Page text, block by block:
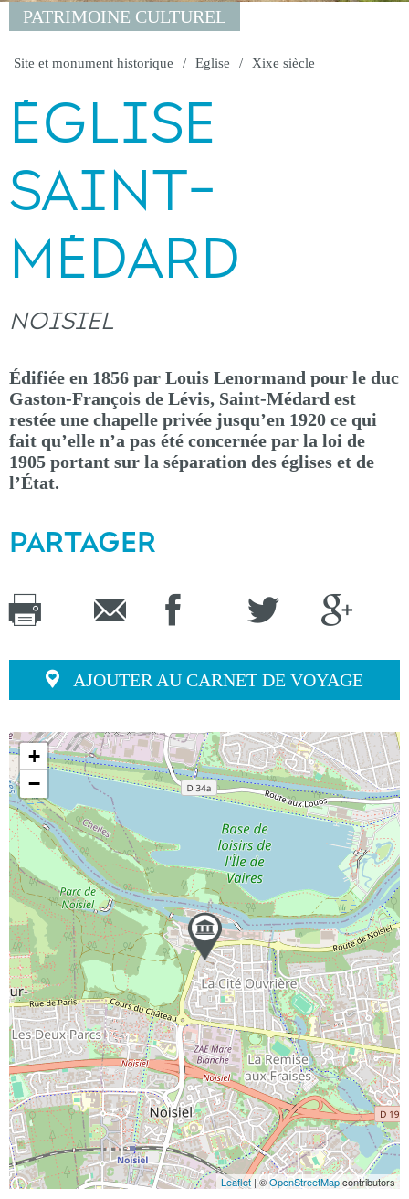
PATRIMOINE CULTUREL
Site et monument historique Eglise Xixe siècle
ÉGLISE
SAINT-
MÉDARD
NOISIEL
Édifiée en 1856 par Louis Lenormand pour le duc
Gaston-François de Lévis, Saint-Médard est
restée une chapelle privée jusqu’en 1920 ce qui
fait qu’elle n’a pas été concernée par la loi de
1905 portant sur la séparation des églises et de
l’État.
PARTAGER
AJOUTER AU CARNET DE VOYAGE
+
−
Leaflet| ©OpenStreetMapcontributors